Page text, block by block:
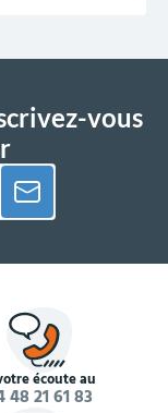
vous
écoute au
48 21 61 83